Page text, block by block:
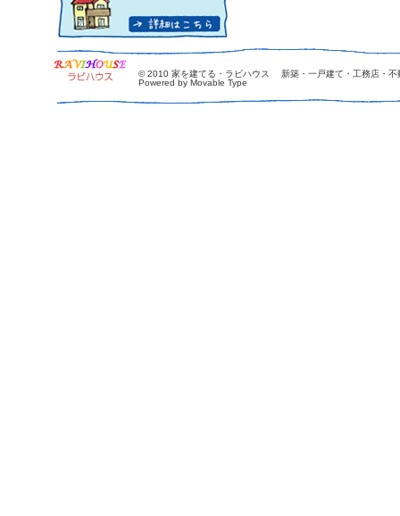
© 2010 家を建てる・ラビハウス 新築・一戸建て・工務店・不
Powered by Movable Type